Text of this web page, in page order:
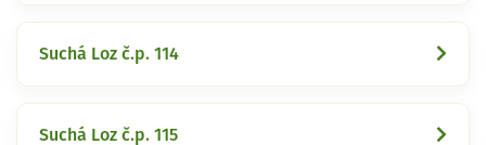
Suchá Loz č.p. 114
Suchá Loz č.p. 115